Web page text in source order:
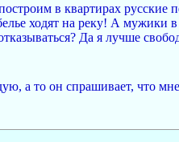
в квартирах русские
ходят на реку! А мужики
Да я лучше
а то он спрашивает, что